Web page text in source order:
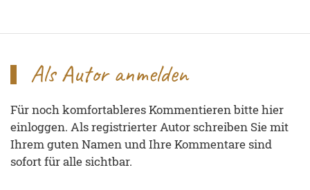
Als Autor anmelden
Für noch komfortableres Kommentieren bitte hier
einloggen. Als registrierter Autor schreiben Sie mit
Ihrem guten Namen und Ihre Kommentare sind
sofort für alle sichtbar.